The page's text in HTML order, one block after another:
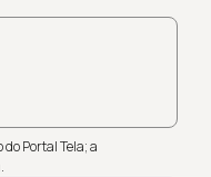
Portal Tela; a